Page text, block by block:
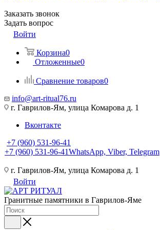
Заказать звонок
Задать вопрос
Войти
Корзина0
Отложенные0
Сравнение товаров0
info@art-ritual76.ru
г. Гаврилов-Ям, улица Комарова д. 1
Вконтакте
+7 (960) 531-96-41
+7 (960) 531-96-41WhatsApp, Viber, Telegram
г. Гаврилов-Ям, улица Комарова д. 1
Войти
Гранитные памятники в Гаврилов-Яме